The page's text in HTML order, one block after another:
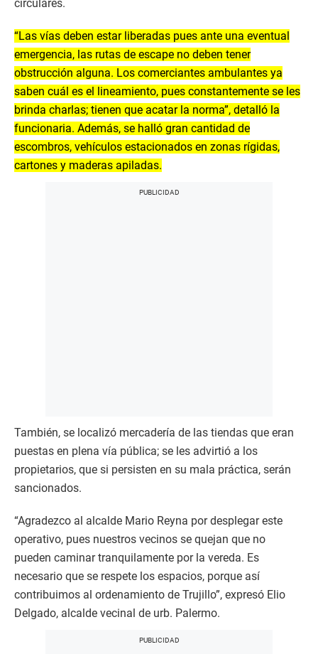
circulares.
“Las vías deben estar liberadas pues ante una eventual
emergencia, las rutas de escape no deben tener
obstrucción alguna. Los comerciantes ambulantes ya
saben cuál es el lineamiento, pues constantemente se les
brinda charlas; tienen que acatar la norma”, detalló la
funcionaria. Además, se halló gran cantidad de
escombros, vehículos estacionados en zonas rígidas,
cartones y maderas apiladas.
También, se localizó mercadería de las tiendas que eran
puestas en plena vía pública; se les advirtió a los
propietarios, que si persisten en su mala práctica, serán
sancionados.
“Agradezco al alcalde Mario Reyna por desplegar este
operativo, pues nuestros vecinos se quejan que no
pueden caminar tranquilamente por la vereda. Es
necesario que se respete los espacios, porque así
contribuimos al ordenamiento de Trujillo”, expresó Elio
Delgado, alcalde vecinal de urb. Palermo.